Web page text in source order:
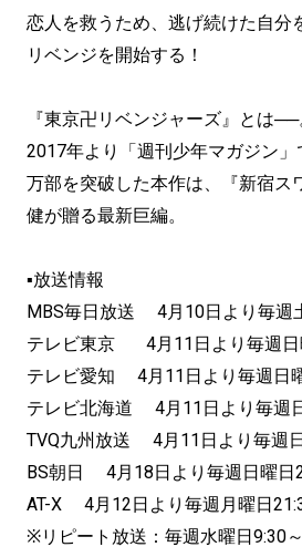
恋人を救うため、逃げ続けた自分
リベンジを開始する！
『東京卍リベンジャーズ』とは──
2017年より「週刊少年マガジン
万部を突破した本作は、『新宿ス
健が贈る最新巨編。
▪放送情報
MBS毎日放送 4月10日より毎週
テレビ東京 4月11日より毎週日
テレビ愛知 4月11日より毎週日
テレビ北海道 4月11日より毎週
TVQ九州放送 4月11日より毎週
BS朝日 4月18日より毎週日曜日
AT-X 4月12日より毎週月曜日
※リピート放送：毎週水曜日9:30